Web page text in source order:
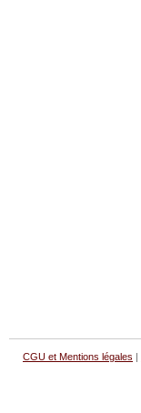
CGU et Mentions légales |